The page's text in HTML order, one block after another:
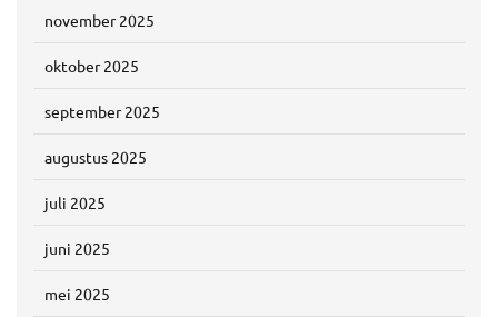
november 2025
oktober 2025
september 2025
augustus 2025
juli 2025
juni 2025
mei 2025